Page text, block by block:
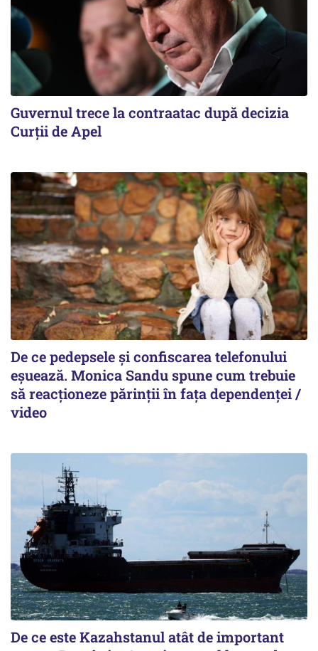
Guvernul trece la contraatac după decizia
Curții de Apel
De ce pedepsele și confiscarea telefonului
eșuează. Monica Sandu spune cum trebuie
să reacționeze părinții în fața dependenței /
video
De ce este Kazahstanul atât de important